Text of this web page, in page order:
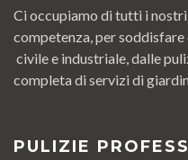
Ci occupiamo di tutti i
competenza, per
civile e industriale, dalle
completa di servizi di
PULIZIE